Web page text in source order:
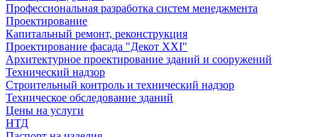
Профессиональная разработка систем менеджмента
Проектирование
Капитальный ремонт, реконструкция
Проектирование фасада "Декот XXI"
Архитектурное проектирование зданий и сооружений
Технический надзор
Строительный контроль и технический надзор
Техническое обследование зданий
Цены на услуги
НТД